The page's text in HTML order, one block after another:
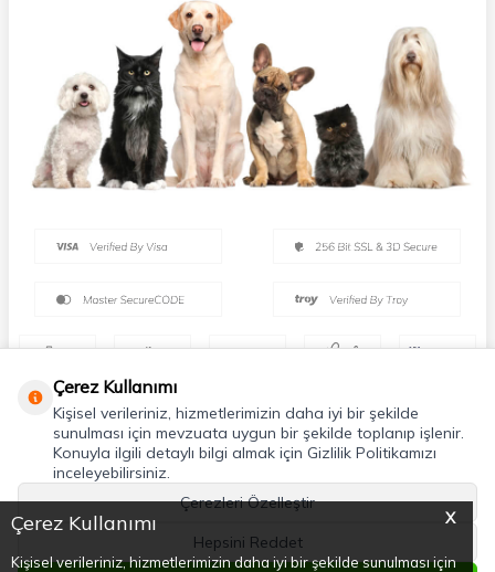
X
Çerez Kullanımı
Kişisel verileriniz, hizmetlerimizin daha iyi bir şekilde sunulması için
Çerez Kullanımı
Kişisel verileriniz, hizmetlerimizin daha iyi bir şekilde
sunulması için mevzuata uygun bir şekilde toplanıp işlenir.
Konuyla ilgili detaylı bilgi almak için Gizlilik Politikamızı
inceleyebilirsiniz.
Çerezleri Özelleştir
Hepsini Reddet